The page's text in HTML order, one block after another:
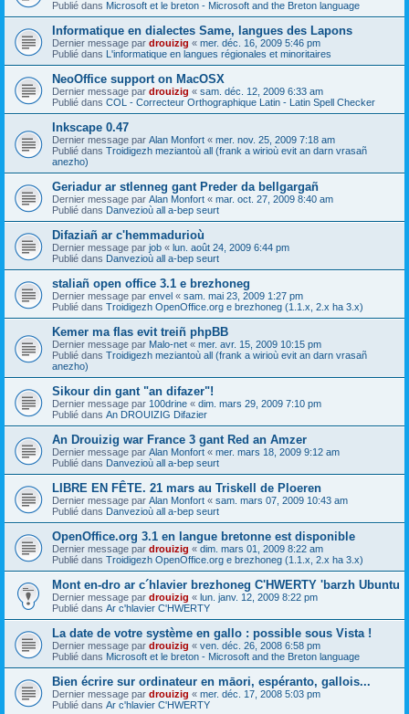
Publié dans Microsoft et le breton - Microsoft and the Breton language
Informatique en dialectes Same, langues des Lapons
Dernier message par drouizig « mer. déc. 16, 2009 5:46 pm
Publié dans L'informatique en langues régionales et minoritaires
NeoOffice support on MacOSX
Dernier message par drouizig « sam. déc. 12, 2009 6:33 am
Publié dans COL - Correcteur Orthographique Latin - Latin Spell Checker
Inkscape 0.47
Dernier message par Alan Monfort « mer. nov. 25, 2009 7:18 am
Publié dans Troidigezh meziantoù all (frank a wirioù evit an darn vrasañ
anezho)
Geriadur ar stlenneg gant Preder da bellgargañ
Dernier message par Alan Monfort « mar. oct. 27, 2009 8:40 am
Publié dans Danvezioù all a-bep seurt
Difaziañ ar c'hemmadurioù
Dernier message par job « lun. août 24, 2009 6:44 pm
Publié dans Danvezioù all a-bep seurt
staliañ open office 3.1 e brezhoneg
Dernier message par envel « sam. mai 23, 2009 1:27 pm
Publié dans Troidigezh OpenOffice.org e brezhoneg (1.1.x, 2.x ha 3.x)
Kemer ma flas evit treiñ phpBB
Dernier message par Malo-net « mer. avr. 15, 2009 10:15 pm
Publié dans Troidigezh meziantoù all (frank a wirioù evit an darn vrasañ
anezho)
Sikour din gant "an difazer"!
Dernier message par 100drine « dim. mars 29, 2009 7:10 pm
Publié dans An DROUIZIG Difazier
An Drouizig war France 3 gant Red an Amzer
Dernier message par Alan Monfort « mer. mars 18, 2009 9:12 am
Publié dans Danvezioù all a-bep seurt
LIBRE EN FÊTE. 21 mars au Triskell de Ploeren
Dernier message par Alan Monfort « sam. mars 07, 2009 10:43 am
Publié dans Danvezioù all a-bep seurt
OpenOffice.org 3.1 en langue bretonne est disponible
Dernier message par drouizig « dim. mars 01, 2009 8:22 am
Publié dans Troidigezh OpenOffice.org e brezhoneg (1.1.x, 2.x ha 3.x)
Mont en-dro ar c´hlavier brezhoneg C'HWERTY 'barzh Ubuntu
Dernier message par drouizig « lun. janv. 12, 2009 8:22 pm
Publié dans Ar c'hlavier C'HWERTY
La date de votre système en gallo : possible sous Vista !
Dernier message par drouizig « ven. déc. 26, 2008 6:58 pm
Publié dans Microsoft et le breton - Microsoft and the Breton language
Bien écrire sur ordinateur en māori, espéranto, gallois...
Dernier message par drouizig « mer. déc. 17, 2008 5:03 pm
Publié dans Ar c'hlavier C'HWERTY